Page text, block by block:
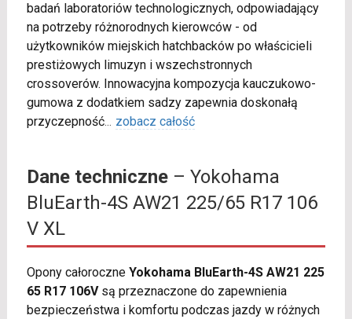
badań laboratoriów technologicznych, odpowiadający
na potrzeby różnorodnych kierowców - od
użytkowników miejskich hatchbacków po właścicieli
prestiżowych limuzyn i wszechstronnych
crossoverów. Innowacyjna kompozycja kauczukowo-
gumowa z dodatkiem sadzy zapewnia doskonałą
przyczepność... zobacz całość
Dane techniczne– Yokohama
BluEarth-4S AW21 225/65 R17 106
V XL
Opony całoroczne Yokohama BluEarth-4S AW21 225
65 R17 106Vsą przeznaczone do zapewnienia
bezpieczeństwa i komfortu podczas jazdy w różnych